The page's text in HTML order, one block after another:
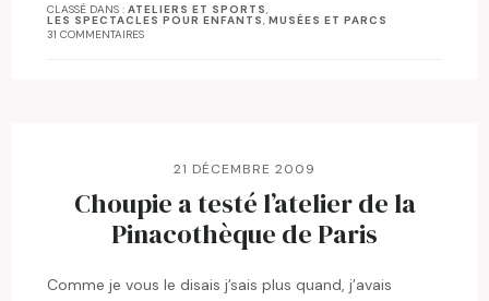
CLASSÉ DANS :ATELIERS ET SPORTS,
LES SPECTACLES POUR ENFANTS,MUSÉES ET PARCS
31 COMMENTAIRES
21 DÉCEMBRE 2009
Choupie a testé l’atelier de la
Pinacothèque de Paris
Comme je vous le disais j’sais plus quand, j’avais